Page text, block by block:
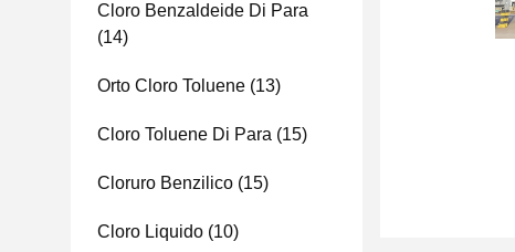
Cloro Benzaldeide Di Para
(14)
Orto Cloro Toluene (13)
Cloro Toluene Di Para (15)
Cloruro Benzilico (15)
Cloro Liquido (10)